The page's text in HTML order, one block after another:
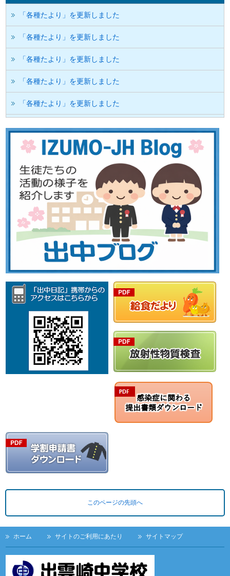
「各種たより」を更新しました
「各種たより」を更新しました
「各種たより」を更新しました
「各種たより」を更新しました
「各種たより」を更新しました
このページの先頭へ
ホーム サイトのご利用にあたり サイトマップ